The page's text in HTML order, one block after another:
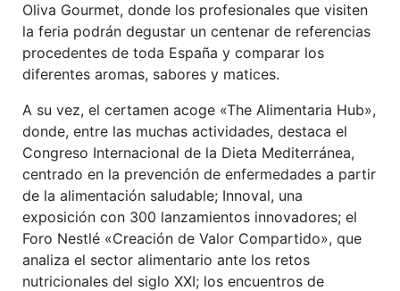
Oliva Gourmet, donde los profesionales que visiten
la feria podrán degustar un centenar de referencias
procedentes de toda España y comparar los
diferentes aromas, sabores y matices.
A su vez, el certamen acoge «The Alimentaria Hub»,
donde, entre las muchas actividades, destaca el
Congreso Internacional de la Dieta Mediterránea,
centrado en la prevención de enfermedades a partir
de la alimentación saludable; Innoval, una
exposición con 300 lanzamientos innovadores; el
Foro Nestlé «Creación de Valor Compartido», que
analiza el sector alimentario ante los retos
nutricionales del siglo XXI; los encuentros de